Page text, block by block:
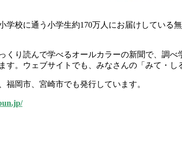
学校に通う小学生約170万人にお届けしてい
り読んで学べるオールカラーの新聞で、調べ
。ウェブサイトでも、みなさんの「みて・
岡市、宮崎市でも発行しています。